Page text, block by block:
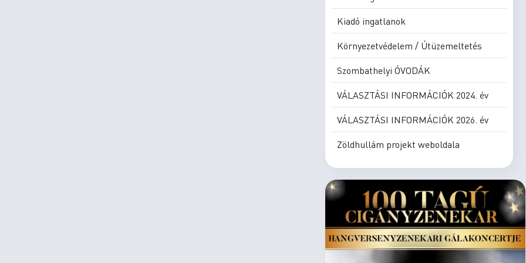
Kiadó ingatlanok
Környezetvédelem / Útüzemeltetés
Szombathelyi ÓVODÁK
VÁLASZTÁSI INFORMÁCIÓK 2024. év
VÁLASZTÁSI INFORMÁCIÓK 2026. év
Zöldhullám projekt weboldala